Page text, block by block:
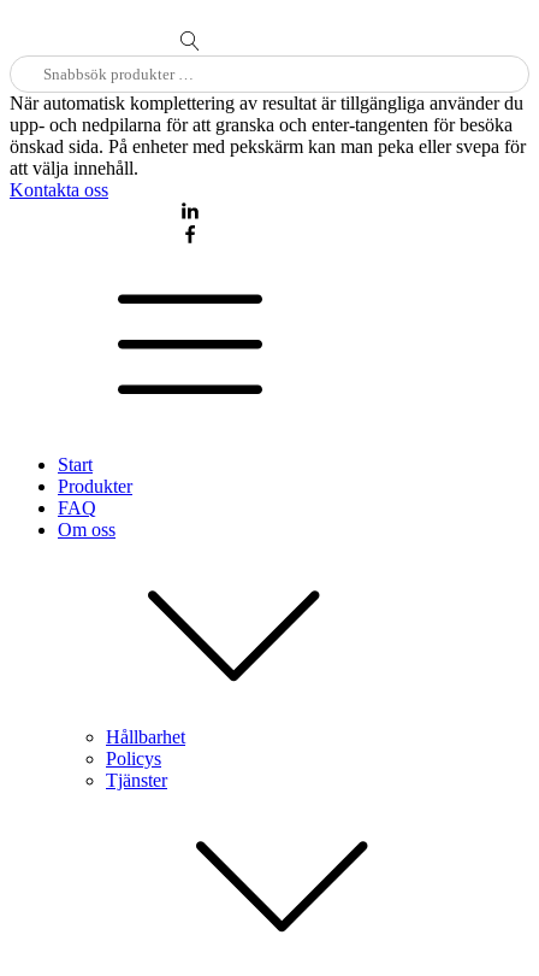
Sök
efter:
När automatisk komplettering av resultat är tillgängliga använder du
upp- och nedpilarna för att granska och enter-tangenten för besöka
önskad sida. På enheter med pekskärm kan man peka eller svepa för
att välja innehåll.
Kontakta oss
Start
Produkter
FAQ
Om oss
Hållbarhet
Policys
Tjänster